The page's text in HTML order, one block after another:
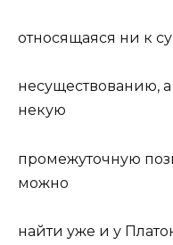
относящаяся ни к
несуществованию,
некую
промежуточную
можно
найти уже и у